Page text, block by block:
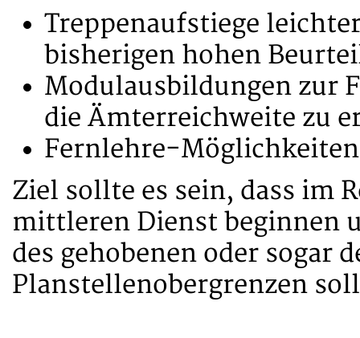
Treppenaufstiege
bisherigen hohen
Modulausbildungen zur
die Ämterreichweite zu
Fernlehre-
Ziel sollte es sein, dass im
mittleren Dienst beginnen
des gehobenen oder sogar
Planstellenobergrenzen